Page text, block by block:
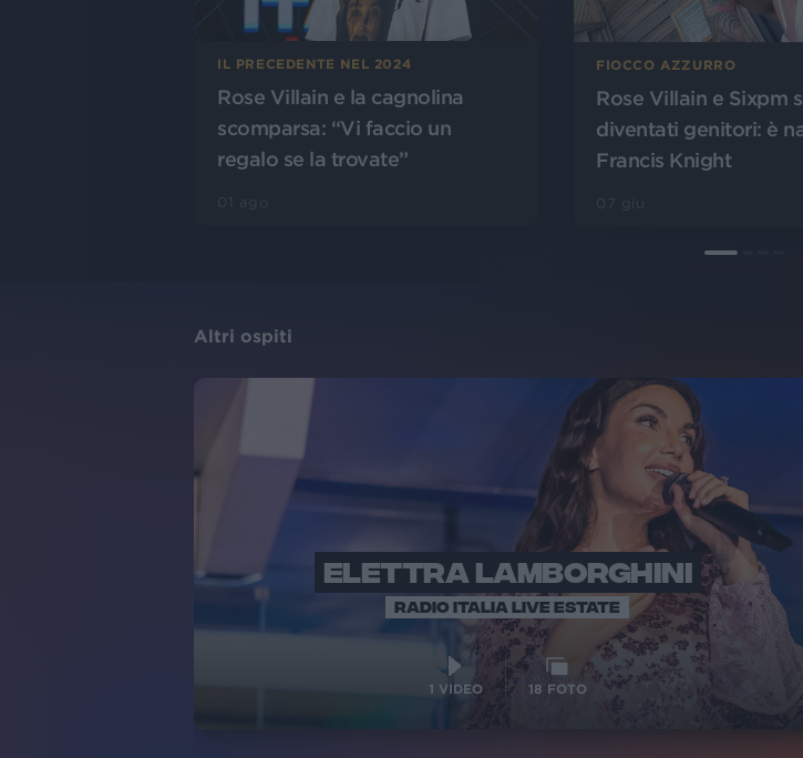
IL PRECEDENTE NEL 2024
Rose Villain e la cagnolina
scomparsa: “Vi faccio un
regalo se la trovate”
FIOCCO AZZURRO
Rose Villain e Sixpm
diventati genitori: è
Francis Knight
Altri ospiti
ELETTRA LAMBORGHINI
RADIO ITALIA LIVE ESTATE
1 VIDEO 18 FOTO
VOI